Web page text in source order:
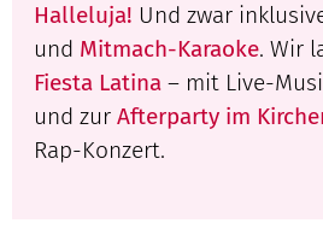
Halleluja! Und zwar
und Mitmach-Karaoke. Wir
Fiesta Latina – mit Live-
und zur Afterparty im
Rap-Konzert.